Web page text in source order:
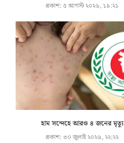
প্রকাশ: ৫ আগস্ট ২০২৬, ১৯:২১
হাম সন্দেহে আরও ৪ জনের মৃত্যু
প্রকাশ:৩০ জুলাই ২০২৬, ২২:২২